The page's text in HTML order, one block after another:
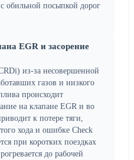
обильной посыпкой дорог
EGR и засорение
из-за несовершенной
газов и низкого
происходит
на клапане EGR и во
к потере тяги,
хода и ошибке Check
при коротких поездках
до рабочей